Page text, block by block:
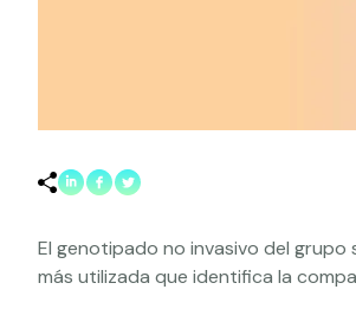
El genotipado no invasivo del grupo
más utilizada que identifica la